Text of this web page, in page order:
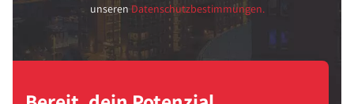
unseren Datenschutzbestimmungen.